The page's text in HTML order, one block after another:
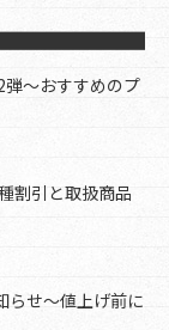
弾～おすすめのプ
割引と取扱商品
らせ～値上げ前に